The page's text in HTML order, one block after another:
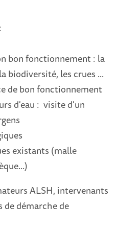
bon fonctionnement : la
biodiversité, les crues ...
de bon fonctionnement
d'eau : visite d'un
existants (malle
ALSH, intervenants
de démarche de